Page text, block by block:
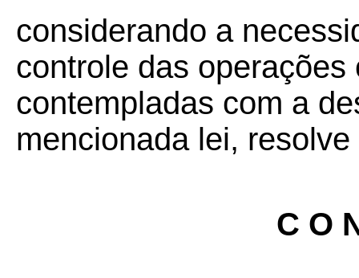
considerando a
controle das
contempladas com a
mencionada lei,
C O